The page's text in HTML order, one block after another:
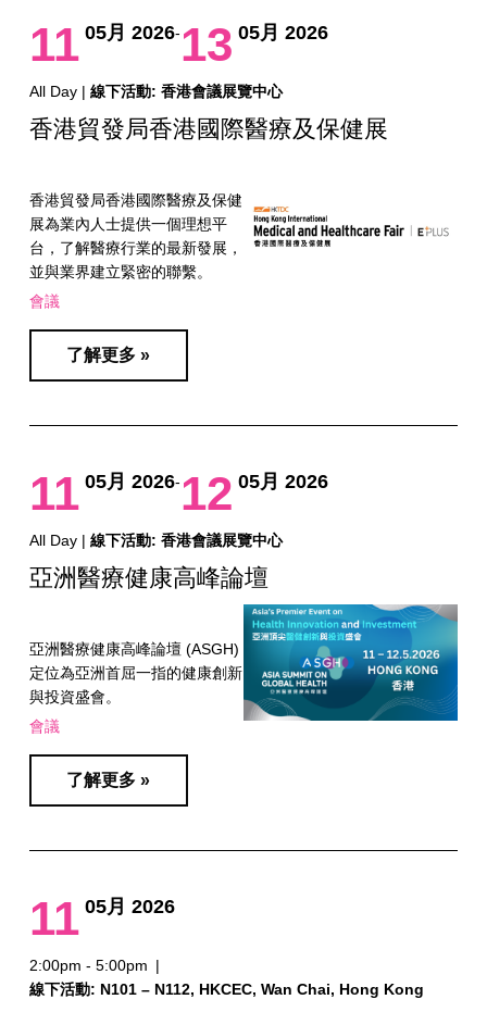
11 05月 2026-13 05月 2026
All Day | 線下活動: 香港會議展覽中心
香港貿發局香港國際醫療及保健展
香港貿發局香港國際醫療及保健
展為業內人士提供一個理想平
台，了解醫療行業的最新發展，
並與業界建立緊密的聯繫。
會議
了解更多 »
11 05月 2026-12 05月 2026
All Day | 線下活動: 香港會議展覽中心
亞洲醫療健康高峰論壇
亞洲醫療健康高峰論壇 (ASGH)
定位為亞洲首屈一指的健康創新
與投資盛會。
會議
了解更多 »
11 05月 2026
2:00pm - 5:00pm |
線下活動: N101 – N112, HKCEC, Wan Chai, Hong Kong